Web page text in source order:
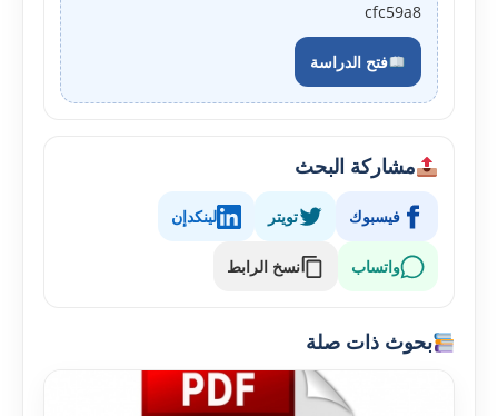
cfc59a8
فتح الدراسة
مشاركة البحث
فيسبوك تويتر لينكدإن
واتساب نسخ الرابط
بحوث ذات صلة